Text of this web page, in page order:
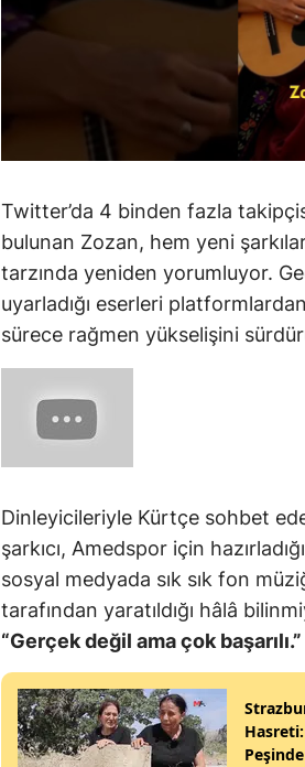
Twitter’da 4 binden fazla
bulunan Zozan, hem yeni
tarzında yeniden yorumluyor.
uyarladığı eserleri
sürece rağmen yükselişini
Dinleyicileriyle Kürtçe sohbet
şarkıcı, Amedspor için
sosyal medyada sık sık fon
tarafından yaratıldığı hâlâ
“Gerçek değil ama çok başarılı.”
Peşinde